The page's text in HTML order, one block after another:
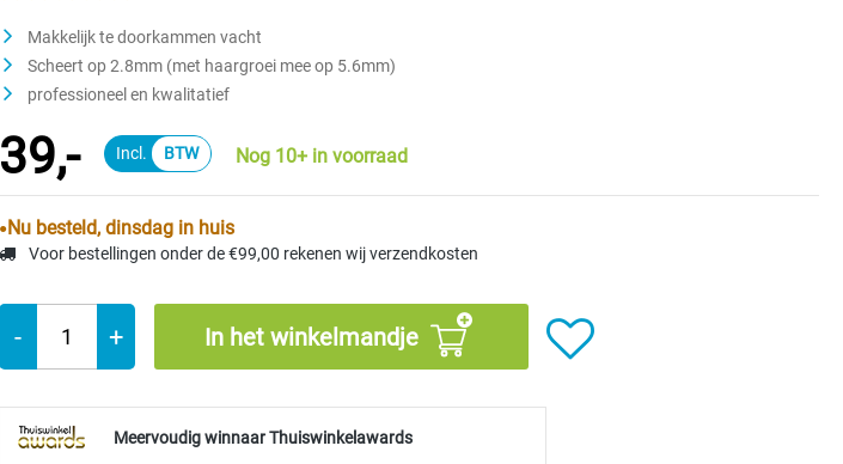
Makkelijk te doorkammen vacht
Scheert op 2.8mm (met haargroei mee op 5.6mm)
professioneel en kwalitatief
39,- Nog 10+ in voorraad
Nu besteld, dinsdag in huis
Voor bestellingen onder de €99,00 rekenen wij verzendkosten
- + In het winkelmandje
Meervoudig winnaar Thuiswinkelawards